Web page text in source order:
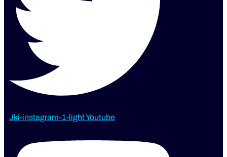
Jki-instagram-1-lightYoutube